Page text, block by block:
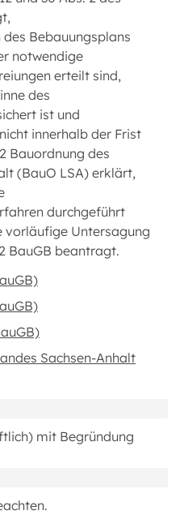
des Bebauungsplans
notwendige
erteilt sind,
des
ist und
innerhalb der Frist
Bauordnung des
(BauO LSA) erklärt,
durchgeführt
vorläufige Untersagung
BauGB beantragt.
Sachsen-Anhalt
mit Begründung